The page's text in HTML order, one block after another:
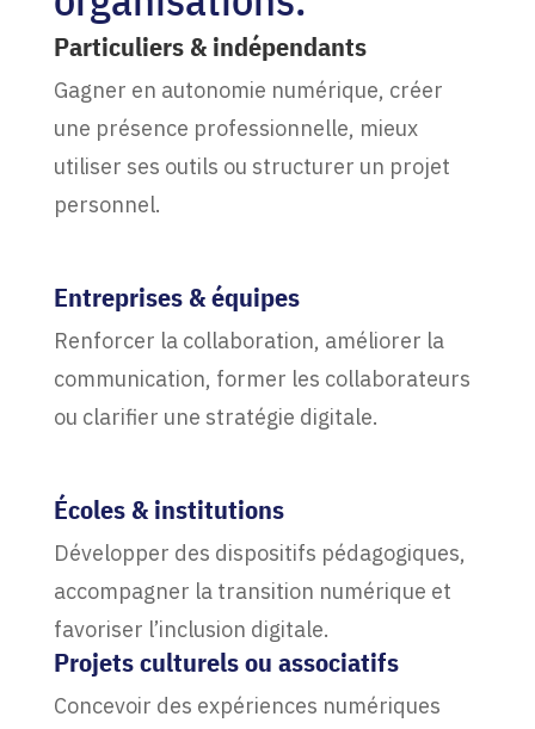
Particuliers & indépendants
Gagner en autonomie numérique, créer
une présence professionnelle, mieux
utiliser ses outils ou structurer un projet
personnel.
Entreprises & équipes
Renforcer la collaboration, améliorer la
communication, former les collaborateurs
ou clarifier une stratégie digitale.
Écoles & institutions
Développer des dispositifs pédagogiques,
accompagner la transition numérique et
favoriser l’inclusion digitale.
Projets culturels ou associatifs
Concevoir des expériences numériques